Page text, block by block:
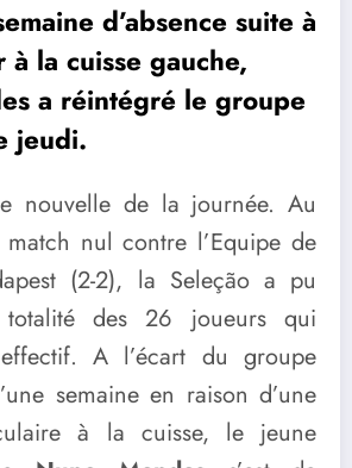
d’absence suite à
la cuisse gauche,
a réintégré le groupe
jeudi.
nouvelle de la journée. Au
nul contre l’Equipe de
(2-2), la Seleção a pu
des 26 joueurs qui
A l’écart du groupe
semaine en raison d’une
à la cuisse, le jeune